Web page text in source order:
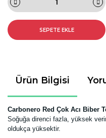
SEPETE EKLE
Ürün Bilgisi
Carbonero Red Çok Acı Biber
Soğuğa direnci fazla, yüksek
oldukça yüksektir.